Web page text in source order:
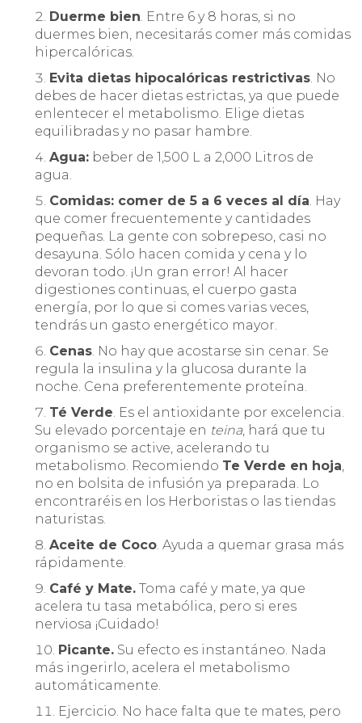
Duerme bien. Entre 6 y 8 horas, si no
duermes bien, necesitarás comer más comidas
hipercalóricas.
Evita dietas hipocalóricas restrictivas. No
debes de hacer dietas estrictas, ya que puede
enlentecer el metabolismo. Elige dietas
equilibradas y no pasar hambre.
Agua: beber de 1,500 L a 2,000 Litros de
agua.
Comidas: comer de 5 a 6 veces al día. Hay
que comer frecuentemente y cantidades
pequeñas. La gente con sobrepeso, casi no
desayuna. Sólo hacen comida y cena y lo
devoran todo. ¡Un gran error! Al hacer
digestiones continuas, el cuerpo gasta
energía, por lo que si comes varias veces,
tendrás un gasto energético mayor.
Cenas. No hay que acostarse sin cenar. Se
regula la insulina y la glucosa durante la
noche. Cena preferentemente proteína.
Té Verde. Es el antioxidante por excelencia.
Su elevado porcentaje en teina, hará que tu
organismo se active, acelerando tu
metabolismo. Recomiendo Te Verde en hoja,
no en bolsita de infusión ya preparada. Lo
encontraréis en los Herboristas o las tiendas
naturistas.
Aceite de Coco. Ayuda a quemar grasa más
rápidamente.
Café y Mate. Toma café y mate, ya que
acelera tu tasa metabólica, pero si eres
nerviosa ¡Cuidado!
Picante. Su efecto es instantáneo. Nada
más ingerirlo, acelera el metabolismo
automáticamente.
Ejercicio. No hace falta que te mates, pero